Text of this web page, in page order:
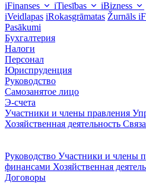
iFinanses iTiesības
iBizness
iVeidlapas iRokasgrāmatas Žurnāls
Pasākumi
Бухгалтерия
Налоги
Персонал
Юриспруденция
Руководство
Самозанятое лицо
Э-счета
Участники и члены правления
Хозяйственная деятельность
Руководство Участники и члены
финансами Хозяйственная
Договоры